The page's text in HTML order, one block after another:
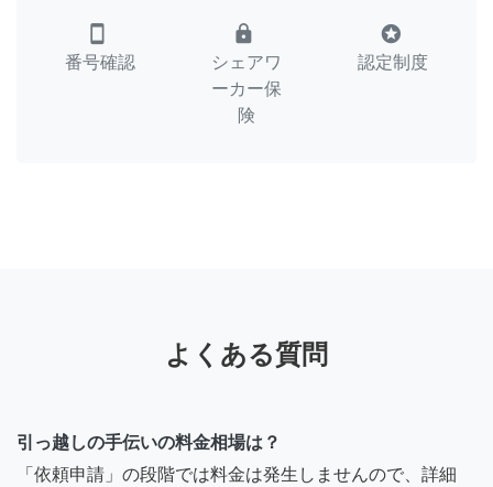
smartphone
番号確認
lock
シェアワ
ーカー保
険
stars
認定制度
よくある質問
引っ越しの手伝いの料金相場は？
「依頼申請」の段階では料金は発生しませんので、詳細